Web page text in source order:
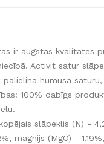
ir augstas kvalitātes
Activit satur
palielina humusa
100% dabīgs
slāpeklis (N) -
magnijs (MgO) -